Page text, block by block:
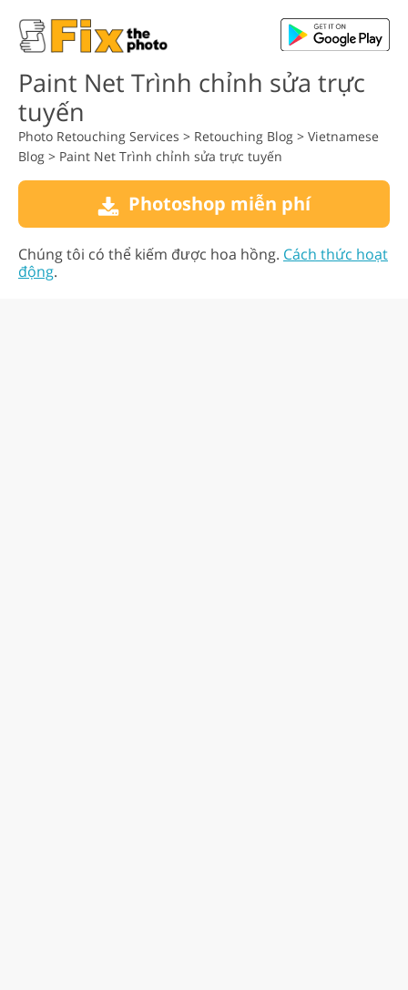
Paint Net Trình chỉnh sửa trực
tuyến
Photo Retouching Services > Retouching Blog > Vietnamese
Blog > Paint Net Trình chỉnh sửa trực tuyến
Photoshop miễn phí
Chúng tôi có thể kiếm được hoa hồng. Cách thức hoạt
động.